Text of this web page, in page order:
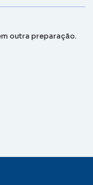
outra preparação.